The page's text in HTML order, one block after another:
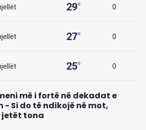
29° 0
27° 0
25° 0
më i fortë në dekadat e
- Si do të ndikojë në mot,
jetët tona